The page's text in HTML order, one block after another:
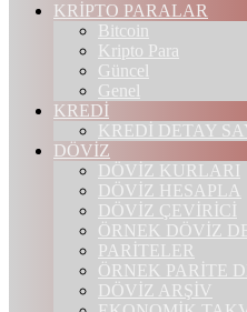
KRİPTO PARALAR
Bitcoin
Kripto Para
Güncel
Genel
KREDİ
KREDİ DETAY
DÖVİZ
DÖVİZ KURLARI
DÖVİZ HESAPLA
DÖVİZ ÇEVİRİCİ
ÖRNEK DÖVİZ
PARİTELER
ÖRNEK PARİTE
DÖVİZ ARŞİV